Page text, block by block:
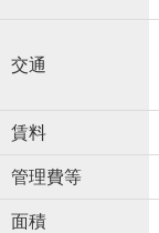
交通
賃料
管理費等
面積